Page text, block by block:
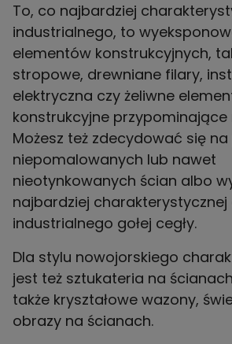
To, co najbardziej
industrialnego, to
elementów konstrukcyjnych,
stropowe, drewniane filary,
elektryczna czy żeliwne
konstrukcyjne przypominające
Możesz też zdecydować się
niepomalowanych lub nawet
nieotynkowanych ścian albo
najbardziej charakterystycznej
industrialnego gołej cegły.
Dla stylu nowojorskiego
jest też sztukateria na
także kryształowe wazony,
obrazy na ścianach.